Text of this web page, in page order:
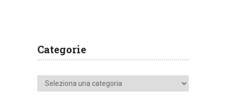
Categorie
Categorie